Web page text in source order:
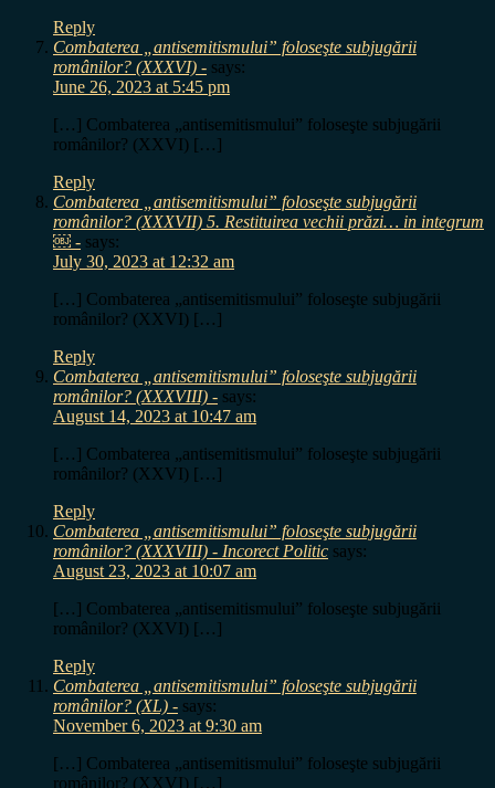
Reply
Combaterea „antisemitismului” foloseşte subjugării
românilor? (XXXVI) - says:
June 26, 2023 at 5:45 pm
[…] Combaterea „antisemitismului” foloseşte subjugării
românilor? (XXVI) […]
Reply
Combaterea „antisemitismului” foloseşte subjugării
românilor? (XXXVII) 5. Restituirea vechii prăzi… in integrum
￼ - says:
July 30, 2023 at 12:32 am
[…] Combaterea „antisemitismului” foloseşte subjugării
românilor? (XXVI) […]
Reply
Combaterea „antisemitismului” foloseşte subjugării
românilor? (XXXVIII) - says:
August 14, 2023 at 10:47 am
[…] Combaterea „antisemitismului” foloseşte subjugării
românilor? (XXVI) […]
Reply
Combaterea „antisemitismului” foloseşte subjugării
românilor? (XXXVIII) - Incorect Politic says:
August 23, 2023 at 10:07 am
[…] Combaterea „antisemitismului” foloseşte subjugării
românilor? (XXVI) […]
Reply
Combaterea „antisemitismului” foloseşte subjugării
românilor? (XL) - says:
November 6, 2023 at 9:30 am
[…] Combaterea „antisemitismului” foloseşte subjugării
românilor? (XXVI) […]